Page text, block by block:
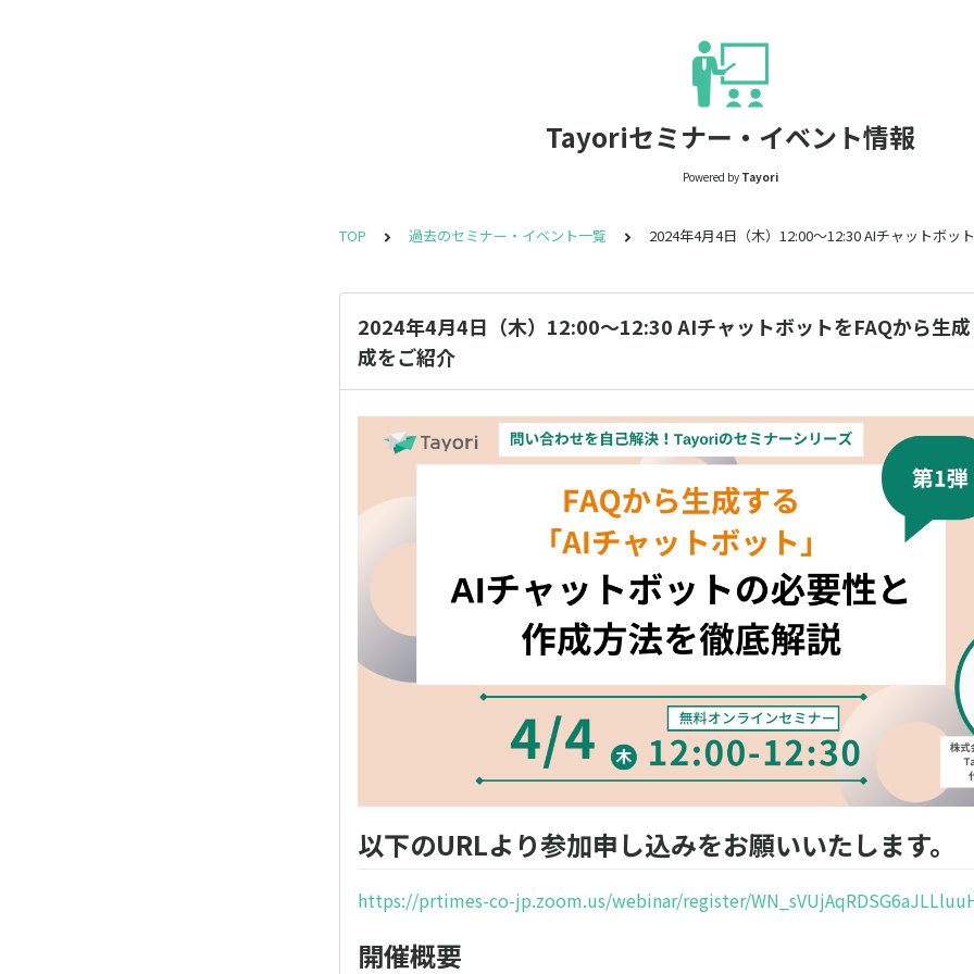
Tayoriセミナー・イベント情報
Powered by Tayori
TOP 過去のセミナー・イベント一覧 2024年4月4日（木）12:00～12:30 AIチャットボッ
2024年4月4日（木）12:00～12:30 AIチャットボットをFAQから生
成をご紹介
以下のURLより参加申し込みをお願いいたします。
https://prtimes-co-jp.zoom.us/webinar/register/
開催概要